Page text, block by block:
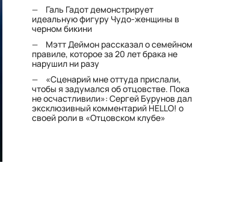
Галь Гадот демонстрирует
идеальную фигуру Чудо-женщины в
черном бикини
Мэтт Деймон рассказал о семейном
правиле, которое за 20 лет брака не
нарушил ни разу
«Сценарий мне оттуда прислали,
чтобы я задумался об отцовстве. Пока
не осчастливили»: Сергей Бурунов дал
эксклюзивный комментарий HELLO! о
своей роли в «Отцовском клубе»